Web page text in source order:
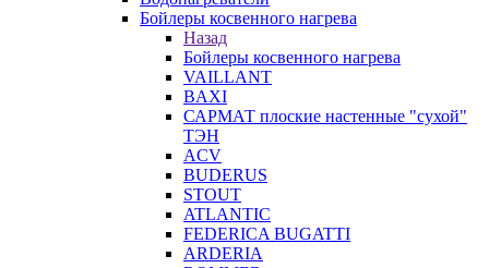
Бойлеры косвенного нагрева
Назад
Бойлеры косвенного нагрева
VAILLANT
BAXI
САРМАТ плоские настенные "сухой"
ТЭН
ACV
BUDERUS
STOUT
ATLANTIC
FEDERICA BUGATTI
ARDERIA